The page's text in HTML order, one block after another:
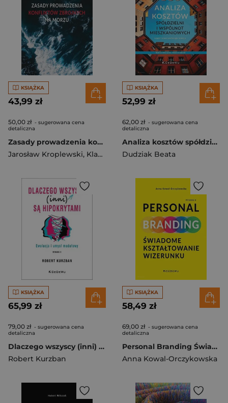
KSIĄŻKA
43,99 zł
50,00 zł - sugerowana cena
detaliczna
Zasady prowadzenia konfliktów zbrojnych na morzu
Jarosław Kroplewski, Klaudia Skelnik
KSIĄŻKA
52,99 zł
62,00 zł - sugerowana cena
detaliczna
Analiza kosztów spółdzielni i wspólnot mieszkaniowych. Aspekt zrównoważonego rozwoju
Dudziak Beata
KSIĄŻKA
65,99 zł
79,00 zł - sugerowana cena
detaliczna
Dlaczego wszyscy (inni) są hipokrytami. Ewolucja i umysł modelowy
Robert Kurzban
KSIĄŻKA
58,49 zł
69,00 zł - sugerowana cena
detaliczna
Personal Branding Świadome kształtowanie wizerunku
Anna Kowal-Orczykowska